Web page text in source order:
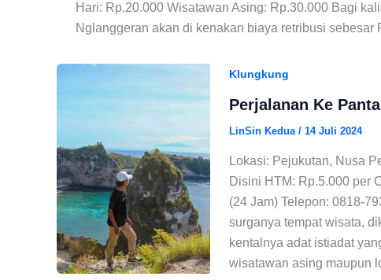
Hari: Rp.20.000 Wisatawan Asing: Rp.30.000 Bagi
Nglanggeran akan di kenakan biaya retribusi
Klungkung
Perjalanan Ke
LinSin Kedua / 14 Juli 2024
Lokasi: Pejukutan, Nusa
Disini HTM: Rp.5.000 per
(24 Jam) Telepon: 0818-
surganya tempat wisata,
kentalnya adat istiadat
wisatawan asing maupun